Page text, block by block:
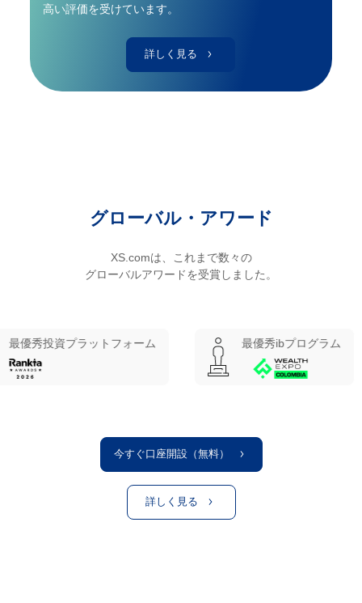
高い評価を受けています。
詳しく見る
グローバル・アワード
XS.comは、これまで数々の
グローバルアワードを受賞しました。
ラットフォーム 最優秀ibプログラム ベ
今すぐ口座開設（無料）
詳しく見る